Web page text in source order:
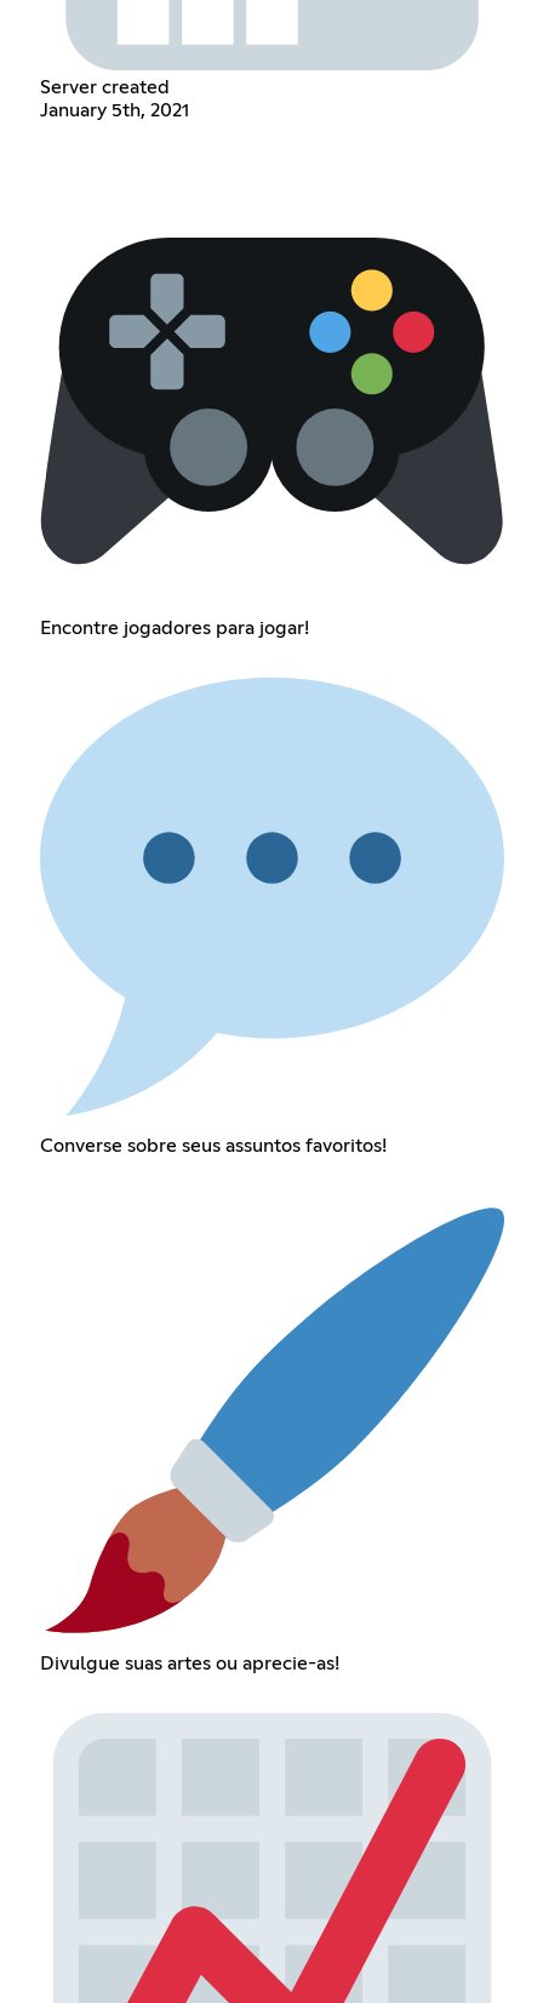
Server created
January 5th, 2021
Encontre jogadores para jogar!
Converse sobre seus assuntos favoritos!
Divulgue suas artes ou aprecie-as!